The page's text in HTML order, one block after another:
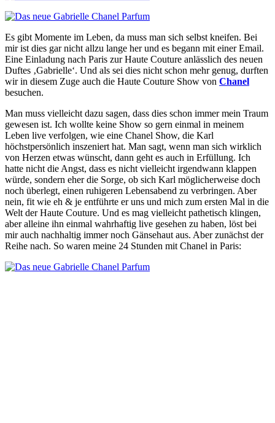
Es gibt Momente im Leben, da muss man sich selbst kneifen. Bei
mir ist dies gar nicht allzu lange her und es begann mit einer Email.
Eine Einladung nach Paris zur Haute Couture anlässlich des neuen
Duftes ‚Gabrielle‘. Und als sei dies nicht schon mehr genug, durften
wir in diesem Zuge auch die Haute Couture Show von Chanel
besuchen.
Man muss vielleicht dazu sagen, dass dies schon immer mein Traum
gewesen ist. Ich wollte keine Show so gern einmal in meinem
Leben live verfolgen, wie eine Chanel Show, die Karl
höchstpersönlich inszeniert hat. Man sagt, wenn man sich wirklich
von Herzen etwas wünscht, dann geht es auch in Erfüllung. Ich
hatte nicht die Angst, dass es nicht vielleicht irgendwann klappen
würde, sondern eher die Sorge, ob sich Karl möglicherweise doch
noch überlegt, einen ruhigeren Lebensabend zu verbringen. Aber
nein, fit wie eh & je entführte er uns und mich zum ersten Mal in die
Welt der Haute Couture. Und es mag vielleicht pathetisch klingen,
aber alleine ihn einmal wahrhaftig live gesehen zu haben, löst bei
mir auch nachhaltig immer noch Gänsehaut aus. Aber zunächst der
Reihe nach. So waren meine 24 Stunden mit Chanel in Paris: